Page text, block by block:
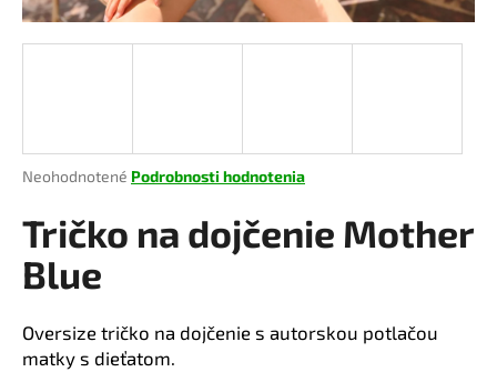
Priemerné
produktu
0,0
z
hviezdičiek.
Neohodnotené Podrobnosti hodnotenia
Tričko na dojčenie Mother
Blue
Oversize tričko na dojčenie s autorskou potlačou
matky s dieťatom.
á
O